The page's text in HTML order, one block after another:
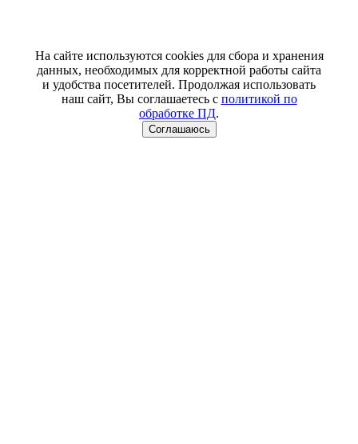
На сайте используются cookies для сбора и хранения
данных, необходимых для корректной работы сайта
и удобства посетителей. Продолжая использовать
наш сайт, Вы соглашаетесь с политикой по
обработке ПД.
Соглашаюсь